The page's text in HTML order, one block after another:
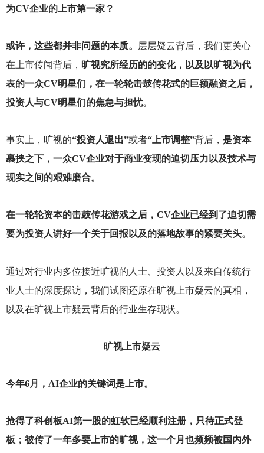
为CV企业的上市第一家？
或许，这些都并非问题的本质。
层层疑云背后，我们更关心
在上市传闻背后， 旷视究所经历的的变化，以及以旷视为代
表的一众CV明星们，在一轮轮击鼓传花式的巨额融资之后，
投资人与CV明星们的焦急与担忧。
事实上，旷视的“投资人退出”或者“上市调整”背后， 是资本
裹挟之下，一众CV企业对于商业变现的迫切压力以及技术与
现实之间的艰难磨合。
在一轮轮资本的击鼓传花游戏之后，CV企业已经到了迫切需
要为投资人讲好一个关于回报以及的落地故事的紧要关头。
通过对行业内多位接近旷视的人士、投资人以及来自传统行
业人士的深度探访，我们试图还原在旷视上市疑云的真相，
以及在旷视上市疑云背后的行业生存现状。
旷视上市疑云
今年6月，AI企业的关键词是上市。
抢得了科创板AI第一股的虹软已经顺利注册，只待正式登
板；被传了一年多要上市的旷视，这一个月也频频被国内外